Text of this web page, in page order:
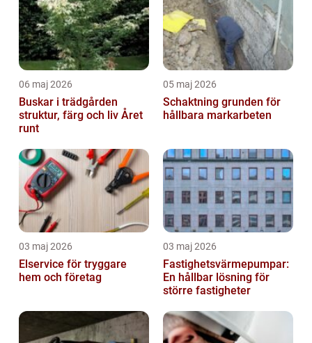
06 maj 2026
Buskar i trädgården
struktur, färg och liv Året
runt
05 maj 2026
Schaktning grunden för
hållbara markarbeten
03 maj 2026
Elservice för tryggare
hem och företag
03 maj 2026
Fastighetsvärmepumpar:
En hållbar lösning för
större fastigheter